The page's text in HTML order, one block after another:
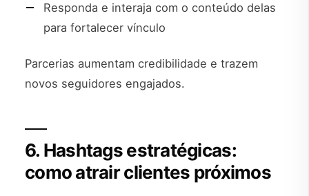
Responda e interaja com o conteúdo delas
para fortalecer vínculo
Parcerias aumentam credibilidade e trazem
novos seguidores engajados.
6. Hashtags estratégicas:
como atrair clientes próximos